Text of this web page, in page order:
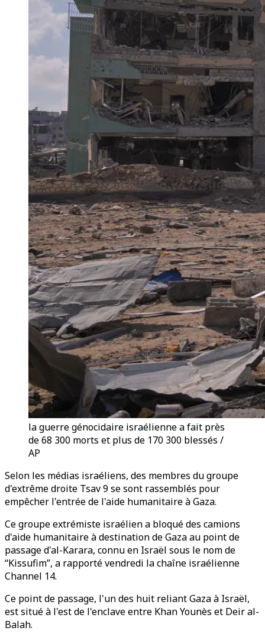
la guerre génocidaire israélienne a fait près
de 68 300 morts et plus de 170 300 blessés /
AP
Selon les médias israéliens, des membres du groupe
d'extrême droite Tsav 9 se sont rassemblés pour
empêcher l'entrée de l'aide humanitaire à Gaza.
Ce groupe extrémiste israélien a bloqué des camions
d'aide humanitaire à destination de Gaza au point de
passage d'al-Karara, connu en Israël sous le nom de
“Kissufim”, a rapporté vendredi la chaîne israélienne
Channel 14.
Ce point de passage, l'un des huit reliant Gaza à Israël,
est situé à l'est de l'enclave entre Khan Younès et Deir al-
Balah.